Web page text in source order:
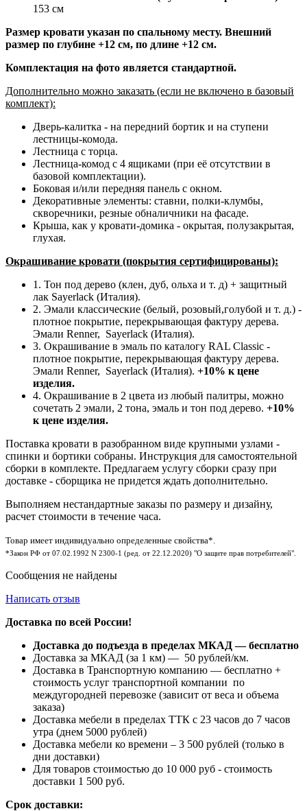
153 см
Размер кровати указан по спальному месту. Внешний
размер по глубине +12 см, по длине +12 см.
Комплектация на фото является стандартной.
Дополнительно можно заказать (если не включено в базовый
комплект):
Дверь-калитка - на передний бортик и на ступени
лестницы-комода.
Лестница с торца.
Лестница-комод с 4 ящиками (при её отсутствии в
базовой комплектации).
Боковая и/или передняя панель с окном.
Декоративные элементы: ставни, полки-клумбы,
скворечники, резные обналичники на фасаде.
Крыша, как у кровати-домика - окрытая, полузакрытая,
глухая.
Окрашивание кровати (покрытия сертифицированы):
1. Тон под дерево (клен, дуб, ольха и т. д) + защитный
лак Sayerlack (Италия).
2. Эмали классические (белый, розовый,голубой и т. д.) -
плотное покрытие, перекрывающая фактуру дерева.
Эмали Renner, Sayerlack (Италия).
3. Окрашивание в эмаль по каталогу RAL Classic -
плотное покрытие, перекрывающая фактуру дерева.
Эмали Renner, Sayerlack (Италия). +10% к цене
изделия.
4. Окрашивание в 2 цвета из любый палитры, можно
сочетать 2 эмали, 2 тона, эмаль и тон под дерево. +10%
к цене изделия.
Поставка кровати в разобранном виде крупными узлами -
спинки и бортики собраны. Инструкция для самостоятельной
сборки в комплекте. Предлагаем услугу сборки сразу при
доставке - сборщика не придется ждать дополнительно.
Выполняем нестандартные заказы по размеру и дизайну,
расчет стоимости в течение часа.
Товар имеет индивидуально определенные свойства*.
*Закон РФ от 07.02.1992 N 2300-1 (ред. от 22.12.2020) "О защите прав потребителей".
Сообщения не найдены
Написать отзыв
Доставка по всей России!
Доставка до подъезда в пределах МКАД — бесплатно
Доставка за МКАД (за 1 км) — 50 рублей/км.
Доставка в Транспортную компанию — бесплатно +
стоимость услуг транспортной компании по
междугородней перевозке (зависит от веса и объема
заказа)
Доставка мебели в пределах ТТК с 23 часов до 7 часов
утра (днем 5000 рублей)
Доставка мебели ко времени – 3 500 рублей (только в
дни доставки)
Для товаров стоимостью до 10 000 руб - стоимость
доставки 1 500 руб.
Срок доставки: